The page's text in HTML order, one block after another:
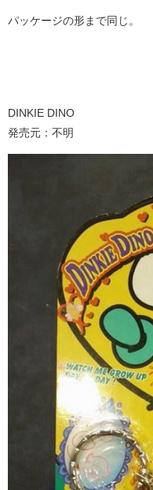
パッケージの形まで同じ。
DINKIE DINO
発売元：不明